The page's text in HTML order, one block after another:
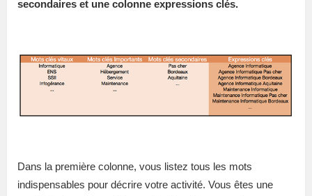
secondaires et une colonne expressions clés.
Dans la première colonne, vous listez tous les mots
indispensables pour décrire votre activité. Vous êtes une